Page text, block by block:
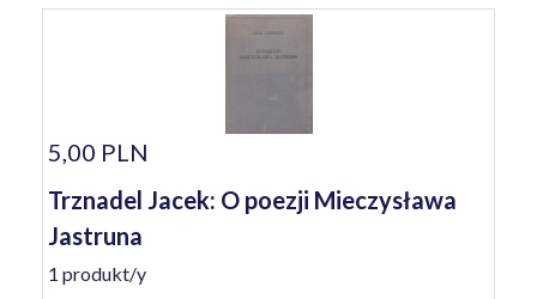
5,00 PLN
Trznadel Jacek: O poezji Mieczysława
Jastruna
1 produkt/y